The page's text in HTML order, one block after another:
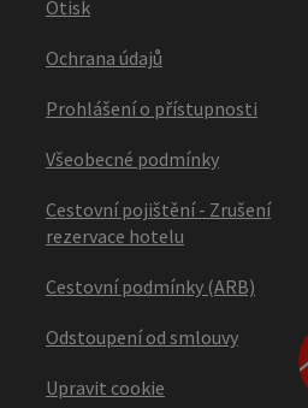
Otisk
Ochrana údajů
Prohlášení o přístupnosti
Všeobecné podmínky
Cestovní pojištění - Zrušení
rezervace hotelu
Cestovní podmínky (ARB)
Odstoupení od smlouvy
Upravit cookie